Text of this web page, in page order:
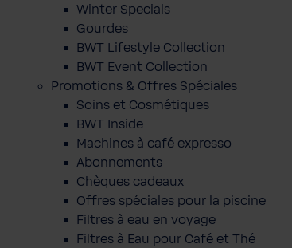
Winter Specials
Gourdes
BWT Lifestyle Collection
BWT Event Collection
Promotions & Offres Spéciales
Soins et Cosmétiques
BWT Inside
Machines à café expresso
Abonnements
Chèques cadeaux
Offres spéciales pour la piscine
Filtres à eau en voyage
Filtres à Eau pour Café et Thé